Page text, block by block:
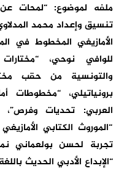
ملفه لموضوع: “لمحات عن
تنسيق وإعداد محمد
الأمازيغي المخطوط في
للوافي نوحي، “مختارات
والتونسية من حقب
برونياتيلي، “مخطوطات
العربي: تحديات
“الموروث الكتابي
تجربة لحسن بولعماني
“الإبداع الأدبي الحديث